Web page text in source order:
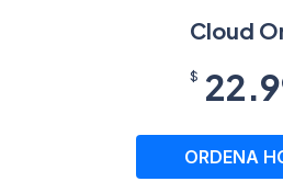
Cloud
$
ORDENA